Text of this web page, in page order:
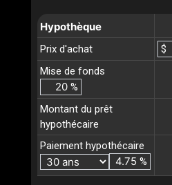
Hypothèque
Prix d'achat
$
Mise de fonds
%
Montant du prêt
hypothécaire
Paiement hypothécaire
%